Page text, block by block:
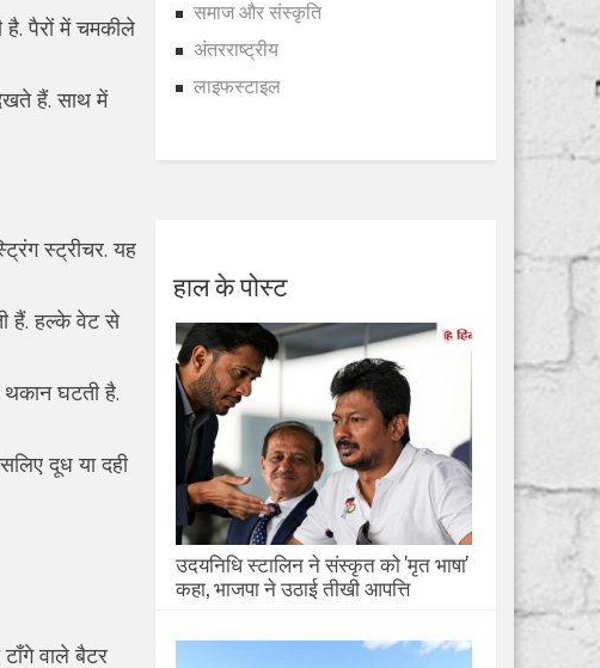
पैरों में चमकीले
हैं. साथ में
स्ट्रीचर. यह
हैं. हल्के वेट से
थकान घटती है.
दूध या दही
वाले बैटर
समाज और संस्कृति
अंतरराष्ट्रीय
लाइफस्टाइल
हाल के पोस्ट
उदयनिधि स्टालिन ने संस्कृत को 'मृत भाषा'
कहा, भाजपा ने उठाई तीखी आपत्ति